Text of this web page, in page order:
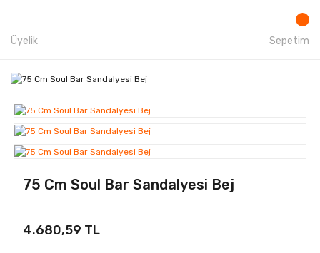
Üyelik Sepetim
75 Cm Soul Bar Sandalyesi Bej
4.680,59 TL